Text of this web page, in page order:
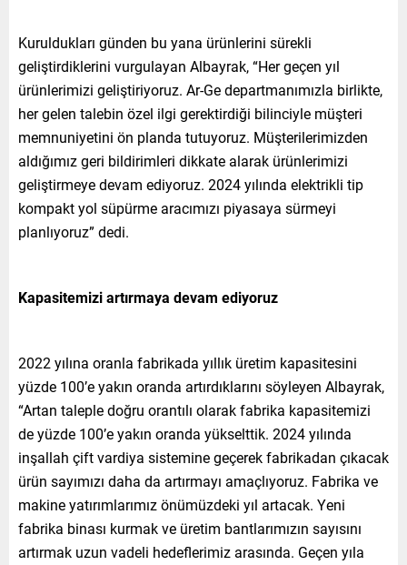
Kuruldukları günden bu yana ürünlerini sürekli
geliştirdiklerini vurgulayan Albayrak, “Her geçen yıl
ürünlerimizi geliştiriyoruz. Ar-Ge departmanımızla birlikte,
her gelen talebin özel ilgi gerektirdiği bilinciyle müşteri
memnuniyetini ön planda tutuyoruz. Müşterilerimizden
aldığımız geri bildirimleri dikkate alarak ürünlerimizi
geliştirmeye devam ediyoruz. 2024 yılında elektrikli tip
kompakt yol süpürme aracımızı piyasaya sürmeyi
planlıyoruz” dedi.
Kapasitemizi artırmaya devam ediyoruz
2022 yılına oranla fabrikada yıllık üretim kapasitesini
yüzde 100’e yakın oranda artırdıklarını söyleyen Albayrak,
“Artan taleple doğru orantılı olarak fabrika kapasitemizi
de yüzde 100’e yakın oranda yükselttik. 2024 yılında
inşallah çift vardiya sistemine geçerek fabrikadan çıkacak
ürün sayımızı daha da artırmayı amaçlıyoruz. Fabrika ve
makine yatırımlarımız önümüzdeki yıl artacak. Yeni
fabrika binası kurmak ve üretim bantlarımızın sayısını
artırmak uzun vadeli hedeflerimiz arasında. Geçen yıla